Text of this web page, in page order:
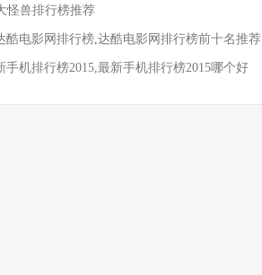
怪兽排行榜推荐
酷电影网排行榜,达酷电影网排行榜前十名推荐
手机排行榜2015,最新手机排行榜2015哪个好